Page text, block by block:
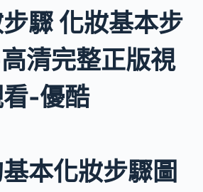
驟 化妝基本步
清完整正版視
-優酷
本化妝步驟圖